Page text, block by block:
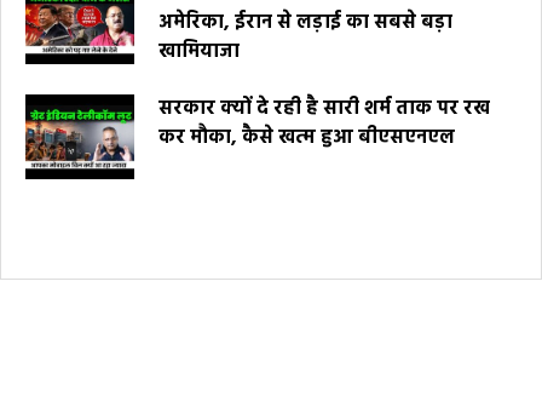
अमेरिका, ईरान से लड़ाई का सबसे बड़ा
खामियाजा
सरकार क्यों दे रही है सारी शर्म ताक पर रख
कर मौका, कैसे खत्म हुआ बीएसएनएल